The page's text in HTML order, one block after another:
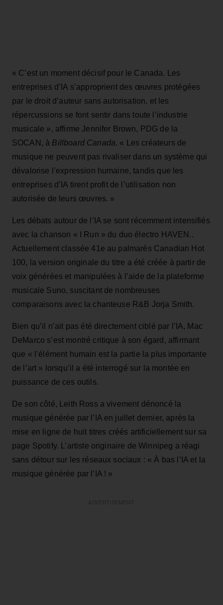
« C’est un moment décisif pour le Canada. Les
entreprises d’IA s’approprient des œuvres protégées
par le droit d’auteur sans autorisation, et les
répercussions se font sentir dans toute l’industrie
musicale », affirme Jennifer Brown, PDG de la
SOCAN, à Billboard Canada. « Les créateurs de
musique ne peuvent pas rivaliser dans un système qui
dévalorise l’expression humaine, tandis que les
entreprises d’IA tirent profit de l’utilisation non
autorisée de leurs œuvres. »
Les débats autour de l’IA se sont récemment intensifiés
avec la chanson « I Run » du duo électro HAVEN..
Actuellement classée 41e au palmarès Canadian Hot
100, la version originale du titre a été créée à partir de
voix générées et manipulées à l’aide de la plateforme
musicale Suno, suscitant de nombreuses
comparaisons avec la chanteuse R&B Jorja Smith.
Bien qu’il n’ait pas été directement ciblé par l’IA, Mac
DeMarco s’est montré critique à son égard, affirmant
que « l’élément humain est la partie la plus importante
de l’art » lorsqu’il a été interrogé sur la montée en
puissance de ces outils.
De son côté, Leith Ross a vivement dénoncé la
musique générée par l’IA en juillet dernier, après la
mise en ligne de huit titres créés artificiellement sur sa
page Spotify. L’artiste originaire de Winnipeg a réagi
sans détour sur les réseaux sociaux : « À bas l’IA et la
musique générée par l’IA ! »